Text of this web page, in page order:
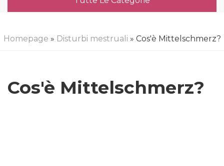
Homepage » Disturbi mestruali » Cos'è Mittelschmerz?
Cos'è Mittelschmerz?